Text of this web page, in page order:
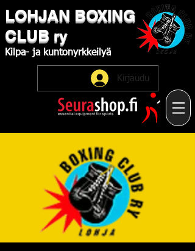
LOHJAN ​BOXING
CLUB ry
Kilpa- ja kuntonyrkkeilyä
Kirjaudu